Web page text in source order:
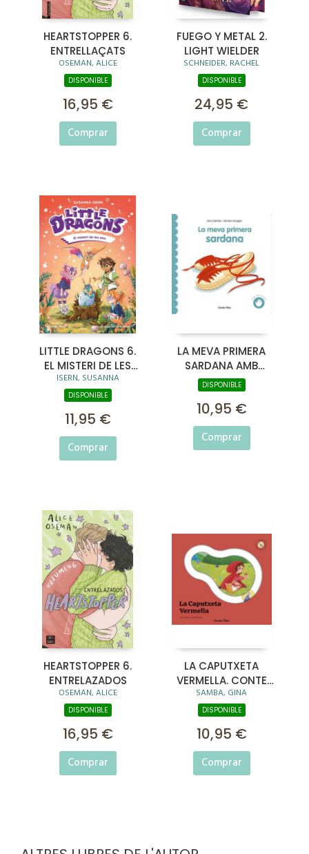
HEARTSTOPPER 6.
ENTRELLAÇATS
OSEMAN, ALICE
DISPONIBLE
16,95 €
Comprar
FUEGO Y METAL 2.
LIGHT WIELDER
SCHNEIDER, RACHEL
DISPONIBLE
24,95 €
Comprar
LITTLE DRAGONS 6.
EL MISTERI DE LES
ALES
ISERN, SUSANNA
DISPONIBLE
11,95 €
Comprar
LA MEVA PRIMERA
SARDANA AMB
TEXTURES
DISPONIBLE
10,95 €
Comprar
HEARTSTOPPER 6.
ENTRELAZADOS
OSEMAN, ALICE
DISPONIBLE
16,95 €
Comprar
LA CAPUTXETA
VERMELLA. CONTE
AMB PECES
LLISCANTS
SAMBA, GINA
DISPONIBLE
10,95 €
Comprar